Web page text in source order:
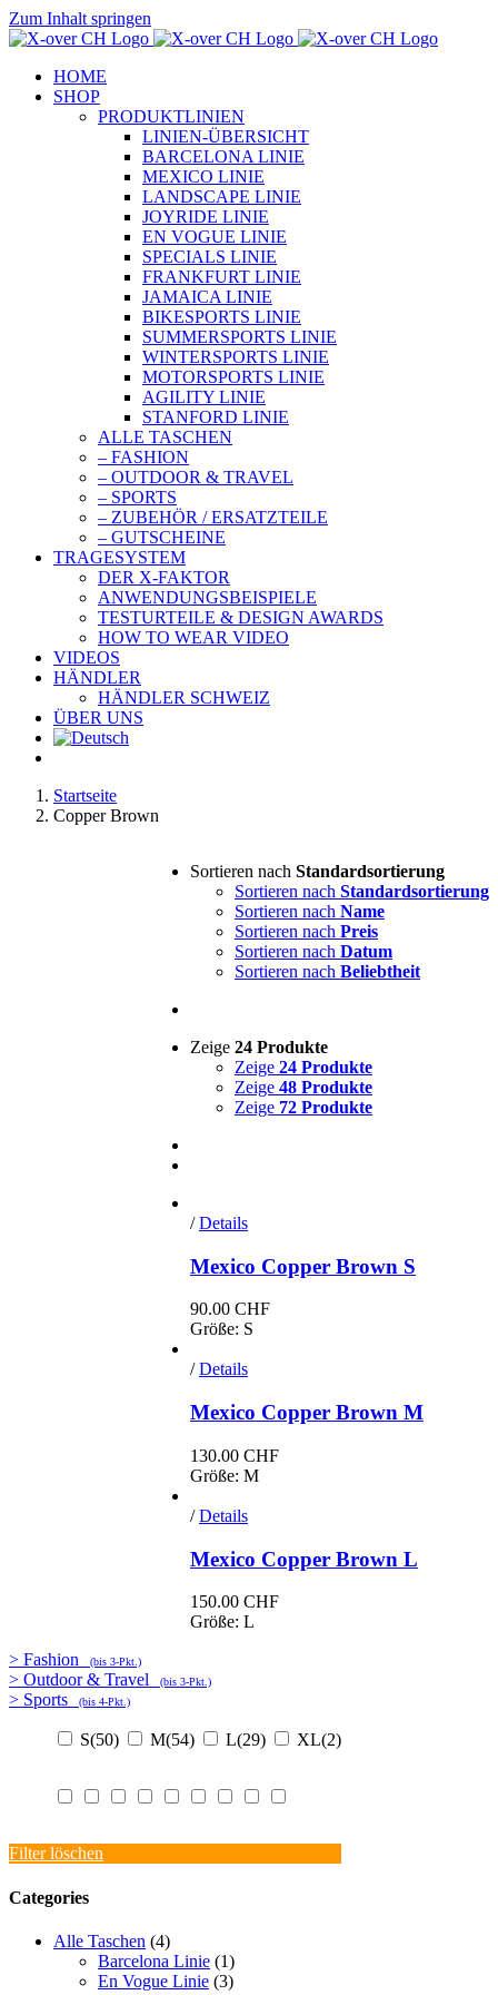
Zum Inhalt springen
HOME
SHOP
PRODUKTLINIEN
LINIEN-ÜBERSICHT
BARCELONA LINIE
MEXICO LINIE
LANDSCAPE LINIE
JOYRIDE LINIE
EN VOGUE LINIE
SPECIALS LINIE
FRANKFURT LINIE
JAMAICA LINIE
BIKESPORTS LINIE
SUMMERSPORTS LINIE
WINTERSPORTS LINIE
MOTORSPORTS LINIE
AGILITY LINIE
STANFORD LINIE
ALLE TASCHEN
– FASHION
– OUTDOOR & TRAVEL
– SPORTS
– ZUBEHÖR / ERSATZTEILE
– GUTSCHEINE
TRAGESYSTEM
DER X-FAKTOR
ANWENDUNGSBEISPIELE
TESTURTEILE & DESIGN AWARDS
HOW TO WEAR VIDEO
VIDEOS
HÄNDLER
HÄNDLER SCHWEIZ
ÜBER UNS
Startseite
Copper Brown
Sortieren nach Standardsortierung
Sortieren nach Standardsortierung
Sortieren nach Name
Sortieren nach Preis
Sortieren nach Datum
Sortieren nach Beliebtheit
Zeige 24 Produkte
Zeige 24 Produkte
Zeige 48 Produkte
Zeige 72 Produkte
/ Details
Mexico Copper Brown S
90.00 CHF
Größe: S
/ Details
Mexico Copper Brown M
130.00 CHF
Größe: M
/ Details
Mexico Copper Brown L
150.00 CHF
Größe: L
> Fashion (bis 3-Pkt.)
> Outdoor & Travel (bis 3-Pkt.)
> Sports (bis 4-Pkt.)
S(50) M(54) L(29) XL(2)
Filter löschen
Categories
Alle Taschen (4)
Barcelona Linie (1)
En Vogue Linie (3)